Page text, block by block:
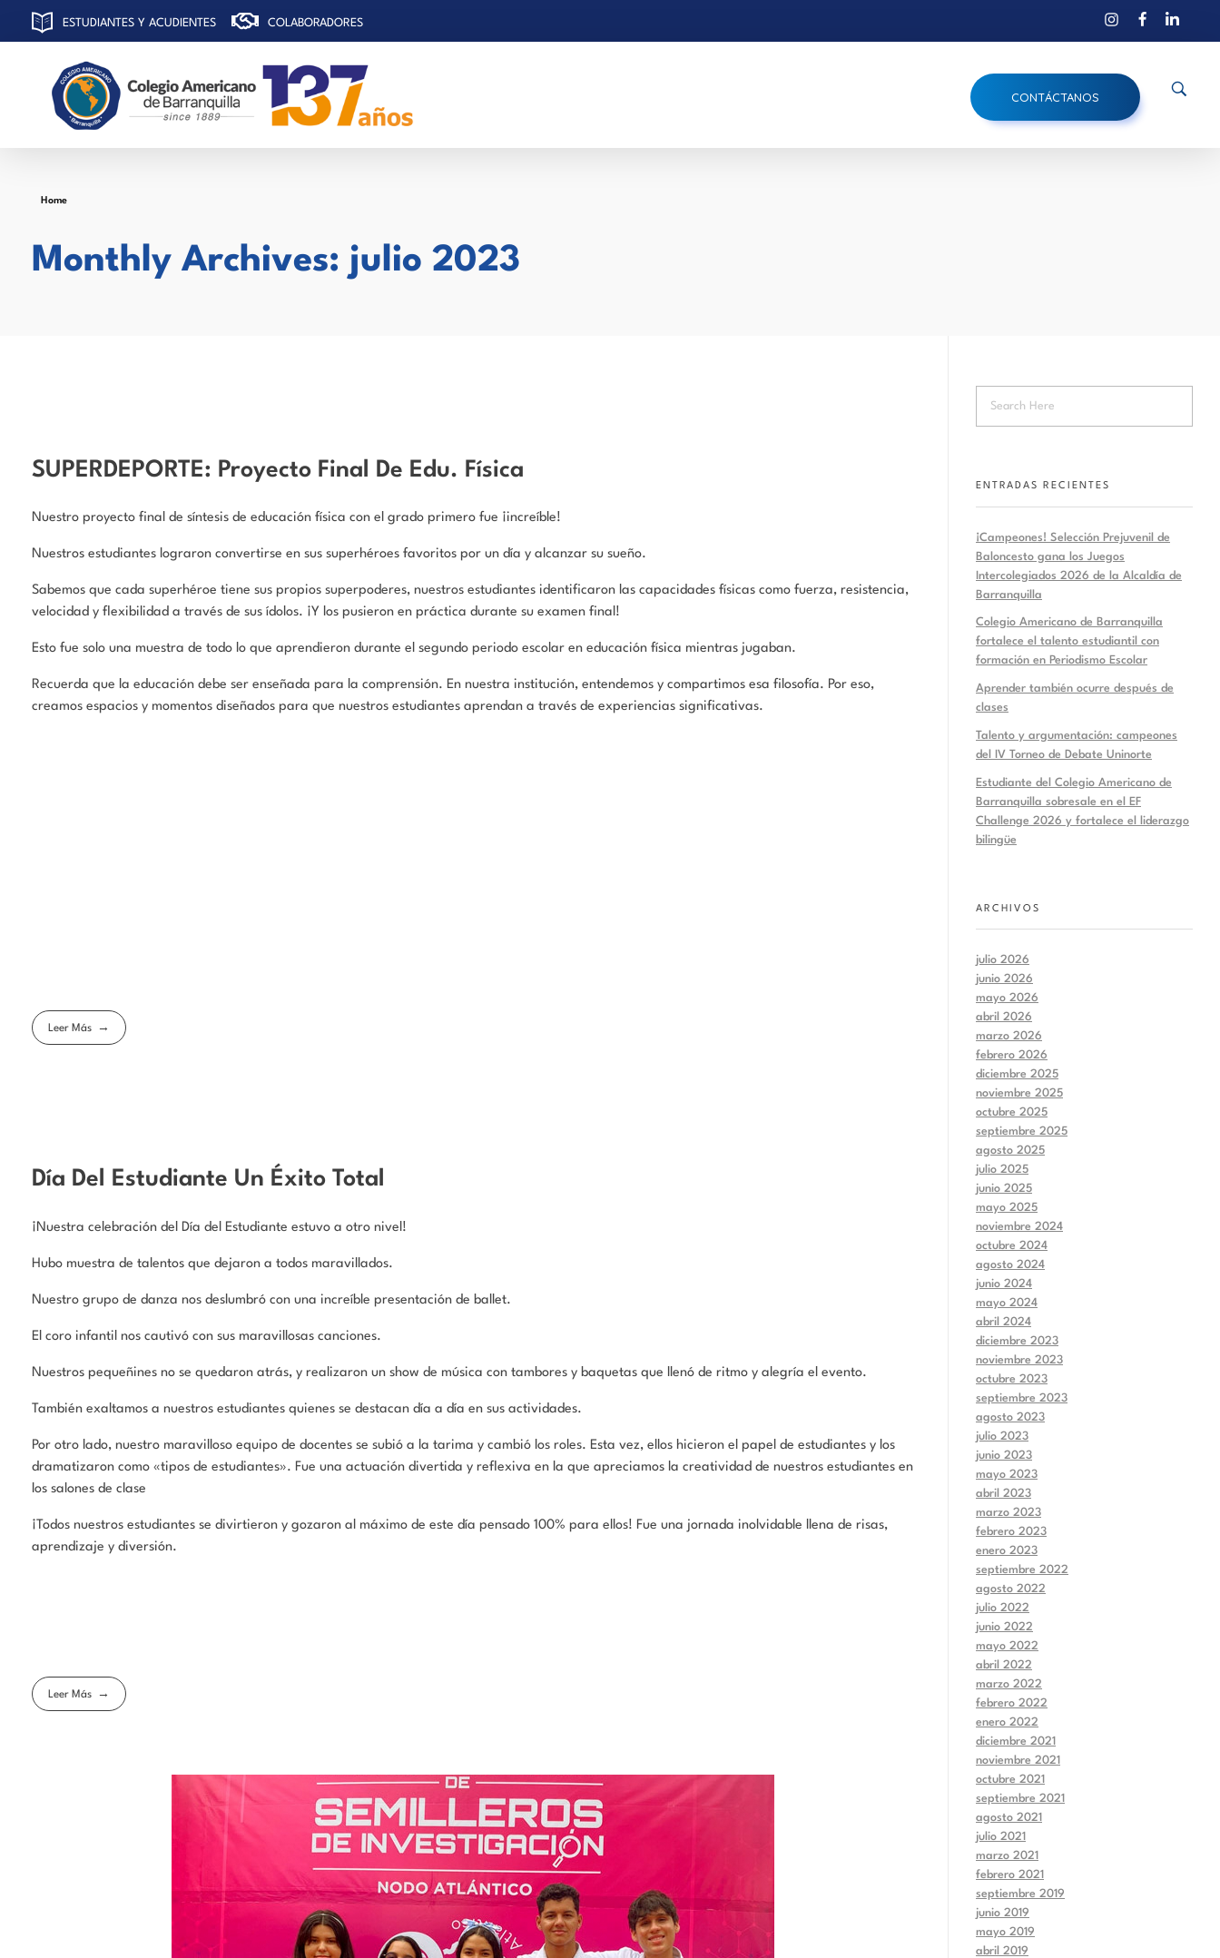
ESTUDIANTES Y ACUDIENTES COLABORADORES
C
olegio Americano de Barranquilla
CONTÁCTANOS
Home
Monthly Archives: julio 2023
SUPERDEPORTE: Proyecto Final De Edu. Física
Nuestro proyecto final de síntesis de educación física con el grado primero fue ¡increíble!
Nuestros estudiantes lograron convertirse en sus superhéroes favoritos por un día y alcanzar su sueño.
Sabemos que cada superhéroe tiene sus propios superpoderes, nuestros estudiantes identificaron las capacidades físicas como fuerza, resistencia,
velocidad y flexibilidad a través de sus ídolos. ¡Y los pusieron en práctica durante su examen final!
Esto fue solo una muestra de todo lo que aprendieron durante el segundo periodo escolar en educación física mientras jugaban.
Recuerda que la educación debe ser enseñada para la comprensión. En nuestra institución, entendemos y compartimos esa filosofía. Por eso,
creamos espacios y momentos diseñados para que nuestros estudiantes aprendan a través de experiencias significativas.
Leer Más
Día Del Estudiante Un Éxito Total
¡Nuestra celebración del Día del Estudiante estuvo a otro nivel!
Hubo muestra de talentos que dejaron a todos maravillados.
Nuestro grupo de danza nos deslumbró con una increíble presentación de ballet.
El coro infantil nos cautivó con sus maravillosas canciones.
Nuestros pequeñines no se quedaron atrás, y realizaron un show de música con tambores y baquetas que llenó de ritmo y alegría el evento.
También exaltamos a nuestros estudiantes quienes se destacan día a día en sus actividades.
Por otro lado, nuestro maravilloso equipo de docentes se subió a la tarima y cambió los roles. Esta vez, ellos hicieron el papel de estudiantes y los
dramatizaron como «tipos de estudiantes». Fue una actuación divertida y reflexiva en la que apreciamos la creatividad de nuestros estudiantes en
los salones de clase
¡Todos nuestros estudiantes se divirtieron y gozaron al máximo de este día pensado 100% para ellos! Fue una jornada inolvidable llena de risas,
aprendizaje y diversión.
Leer Más
ENTRADAS RECIENTES
¡Campeones! Selección Prejuvenil de
Baloncesto gana los Juegos
Intercolegiados 2026 de la Alcaldía de
Barranquilla
Colegio Americano de Barranquilla
fortalece el talento estudiantil con
formación en Periodismo Escolar
Aprender también ocurre después de
clases
Talento y argumentación: campeones
del IV Torneo de Debate Uninorte
Estudiante del Colegio Americano de
Barranquilla sobresale en el EF
Challenge 2026 y fortalece el liderazgo
bilingüe
ARCHIVOS
julio 2026
junio 2026
mayo 2026
abril 2026
marzo 2026
febrero 2026
diciembre 2025
noviembre 2025
octubre 2025
septiembre 2025
agosto 2025
julio 2025
junio 2025
mayo 2025
noviembre 2024
octubre 2024
agosto 2024
junio 2024
mayo 2024
abril 2024
diciembre 2023
noviembre 2023
octubre 2023
septiembre 2023
agosto 2023
julio 2023
junio 2023
mayo 2023
abril 2023
marzo 2023
febrero 2023
enero 2023
septiembre 2022
agosto 2022
julio 2022
junio 2022
mayo 2022
abril 2022
marzo 2022
febrero 2022
enero 2022
diciembre 2021
noviembre 2021
octubre 2021
septiembre 2021
agosto 2021
julio 2021
marzo 2021
febrero 2021
septiembre 2019
junio 2019
mayo 2019
abril 2019